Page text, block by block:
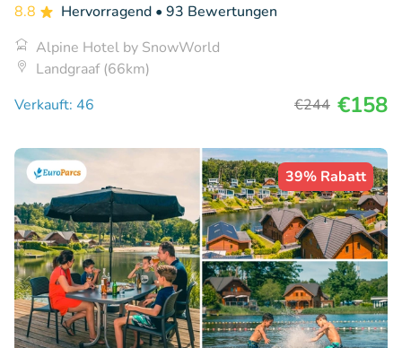
8.8 Hervorragend • 93 Bewertungen
Alpine Hotel by SnowWorld
Landgraaf (66km)
Verkauft: 46
€244 €158
39% Rabatt